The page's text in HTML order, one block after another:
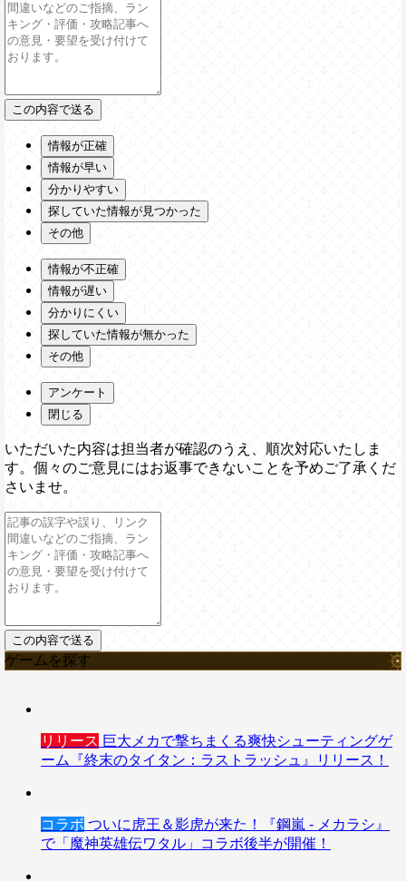
情報が正確
情報が早い
分かりやすい
探していた情報が見つかった
その他
情報が不正確
情報が遅い
分かりにくい
探していた情報が無かった
その他
アンケート
閉じる
いただいた内容は担当者が確認のうえ、順次対応いたしま
す。個々のご意見にはお返事できないことを予めご了承くだ
さいませ。
ゲームを探す
リリース 巨大メカで撃ちまくる爽快シューティングゲ
ーム『終末のタイタン：ラストラッシュ』リリース！
コラボ ついに虎王＆影虎が来た！『鋼嵐 - メカラシ』
で「魔神英雄伝ワタル」コラボ後半が開催！